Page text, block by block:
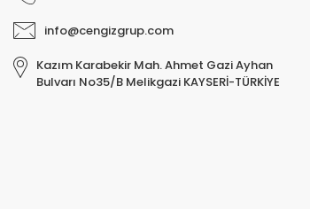
info@cengizgrup.com
Kazım Karabekir Mah. Ahmet Gazi Ayhan
Bulvarı No35/B Melikgazi KAYSERİ-TÜRKİYE